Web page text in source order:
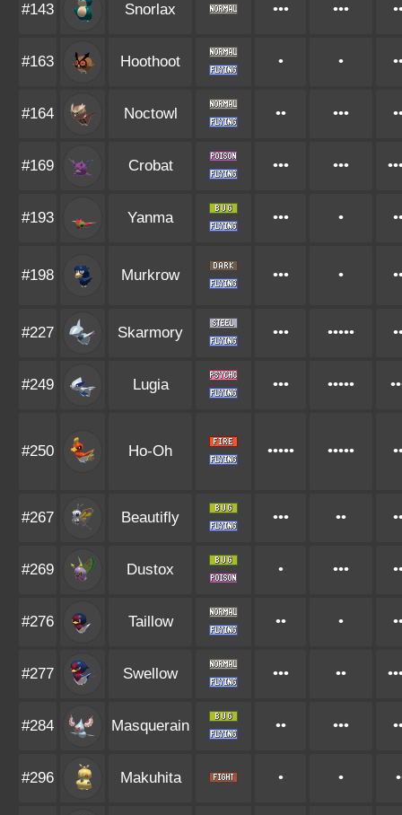
#143 Snorlax ••• •••
#163 Hoothoot • •
#164 Noctowl •• •••
#169 Crobat ••• •••
#193 Yanma ••• •
#198 Murkrow ••• •
#227 Skarmory ••• •••••
#249 Lugia ••• •••••
#250 Ho-Oh ••••• •••••
#267 Beautifly ••• ••
#269 Dustox • •••
#276 Taillow •• •
#277 Swellow ••• ••
#284 Masquerain •• •••
#296 Makuhita • •